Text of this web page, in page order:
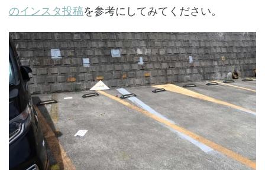
のインスタ投稿を参考にしてみてください。